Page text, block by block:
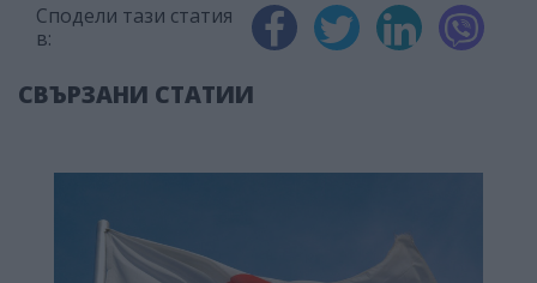
Сподели тази статия
в:
СВЪРЗАНИ СТАТИИ